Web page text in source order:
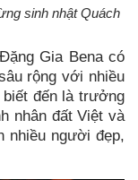
sinh nhật Quách
Gia Bena có
rộng với nhiều
đến là trưởng
nhân đất Việt và
nhiều người đẹp,